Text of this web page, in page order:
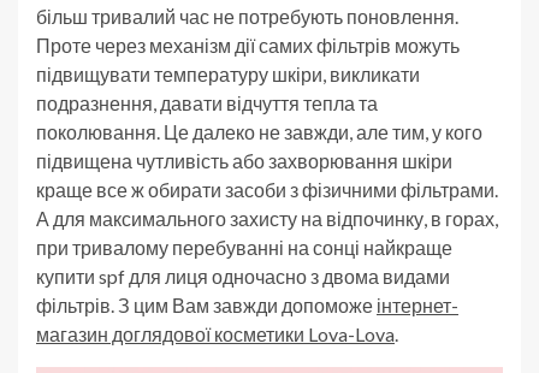
більш тривалий час не потребують поновлення.
Проте через механізм дії самих фільтрів можуть
підвищувати температуру шкіри, викликати
подразнення, давати відчуття тепла та
поколювання. Це далеко не завжди, але тим, у кого
підвищена чутливість або захворювання шкіри
краще все ж обирати засоби з фізичними фільтрами.
А для максимального захисту на відпочинку, в горах,
при тривалому перебуванні на сонці найкраще
купити spf для лиця одночасно з двома видами
фільтрів. З цим Вам завжди допоможе інтернет-
магазин доглядової косметики Lova-Lova